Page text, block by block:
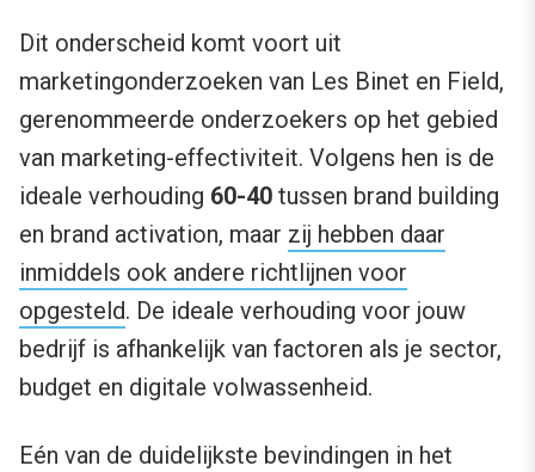
Dit onderscheid komt voort uit
marketingonderzoeken van Les Binet en Field,
gerenommeerde onderzoekers op het gebied
van marketing-effectiviteit. Volgens hen is de
ideale verhouding 60-40 tussen brand building
en brand activation, maar zij hebben daar
inmiddels ook andere richtlijnen voor
opgesteld. De ideale verhouding voor jouw
bedrijf is afhankelijk van factoren als je sector,
budget en digitale volwassenheid.
Eén van de duidelijkste bevindingen in het